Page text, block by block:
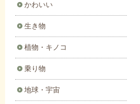
かわいい
生き物
植物・キノコ
乗り物
地球・宇宙